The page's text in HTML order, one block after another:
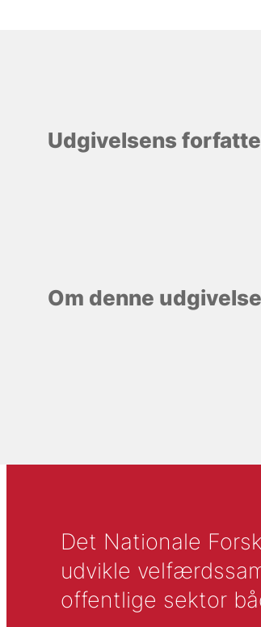
Udgivelsens
Om denne udgivelse
Det Nationale
udvikle
offentlige sektor